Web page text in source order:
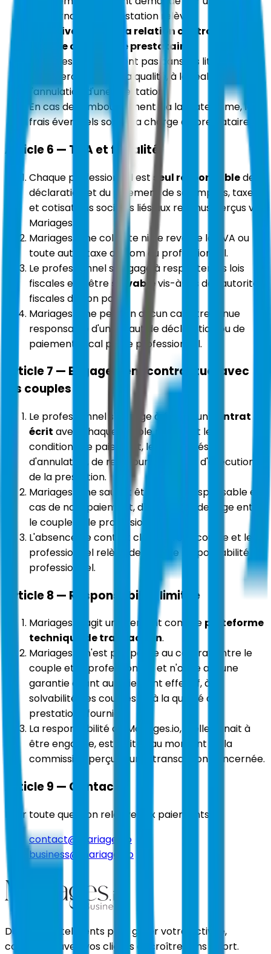
concernant une prestation relève
exclusivement de la relation contractuelle
entre le couple et le prestataire
Mariages.io n'intervient pas dans les litiges
commerciaux liés à la qualité, à la réalisation ou à
l'annulation d'une prestation.
En cas de remboursement via la plateforme, les
frais éventuels sont à la charge du prestataire.
Article 6 — TVA et fiscalité
Chaque professionnel estseul responsablede la
déclaration et du paiement de ses impôts, taxes
et cotisations sociales liés aux revenus perçus via
Mariages.io.
Mariages.io ne collecte ni ne reverse la TVA ou
toute autre taxe au nom du professionnel.
Le professionnel s'engage à respecter les lois
fiscales et à êtresolvablevis-à-vis des autorités
fiscales de son pays.
Mariages.io ne peut en aucun cas être tenue
responsable d'un défaut de déclaration ou de
paiement fiscal par le professionnel.
Article 7 — Engagement contractuel avec
les couples
Le professionnel s'engage à établir un
contrat
écrit avec chaque couple précisant les
conditions de paiement, les modalités
d'annulation, de remboursement et d'exécution
de la prestation.
Mariages.io ne saurait être tenue responsable en
cas de non-paiement, d'impayé ou de litige entre
le couple et le professionnel.
L'absence de contrat clair entre le couple et le
professionnel relève de la seule responsabilité du
professionnel.
Article 8 — Responsabilité limitée
Mariages.io agit uniquement comme plateforme
technique de transaction.
Mariages.io n'est pas partie au contrat entre le
couple et le professionnel, et n'offre aucune
garantie quant au paiement effectif, à la
solvabilité des couples ou à la qualité des
prestations fournies.
La responsabilité de Mariages.io, si elle venait à
être engagée, est limitée au montant de la
commission perçue sur la transaction concernée.
Article 9 — Contact
Pour toute question relative aux paiements :
contact@mariages.io
business@mariages.io
Des outils intelligents pour gérer votre activité,
connecter avec vos clients et croître sans effort.